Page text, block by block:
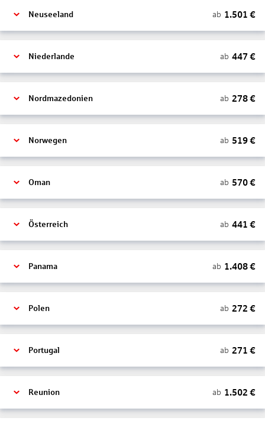
Neuseeland ab 1.501 €
Niederlande ab 447 €
Nordmazedonien ab 278€
Norwegen ab 519€
Oman ab 570€
Österreich ab 441 €
Panama ab 1.408€
Polen ab 272 €
Portugal ab 271 €
Reunion ab 1.502 €